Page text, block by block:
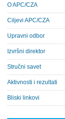
O APC/CZA
Ciljevi APC/CZA
Upravni odbor
Izvršni direktor
Stručni savet
Aktivnosti i rezultati
Bliski linkovi